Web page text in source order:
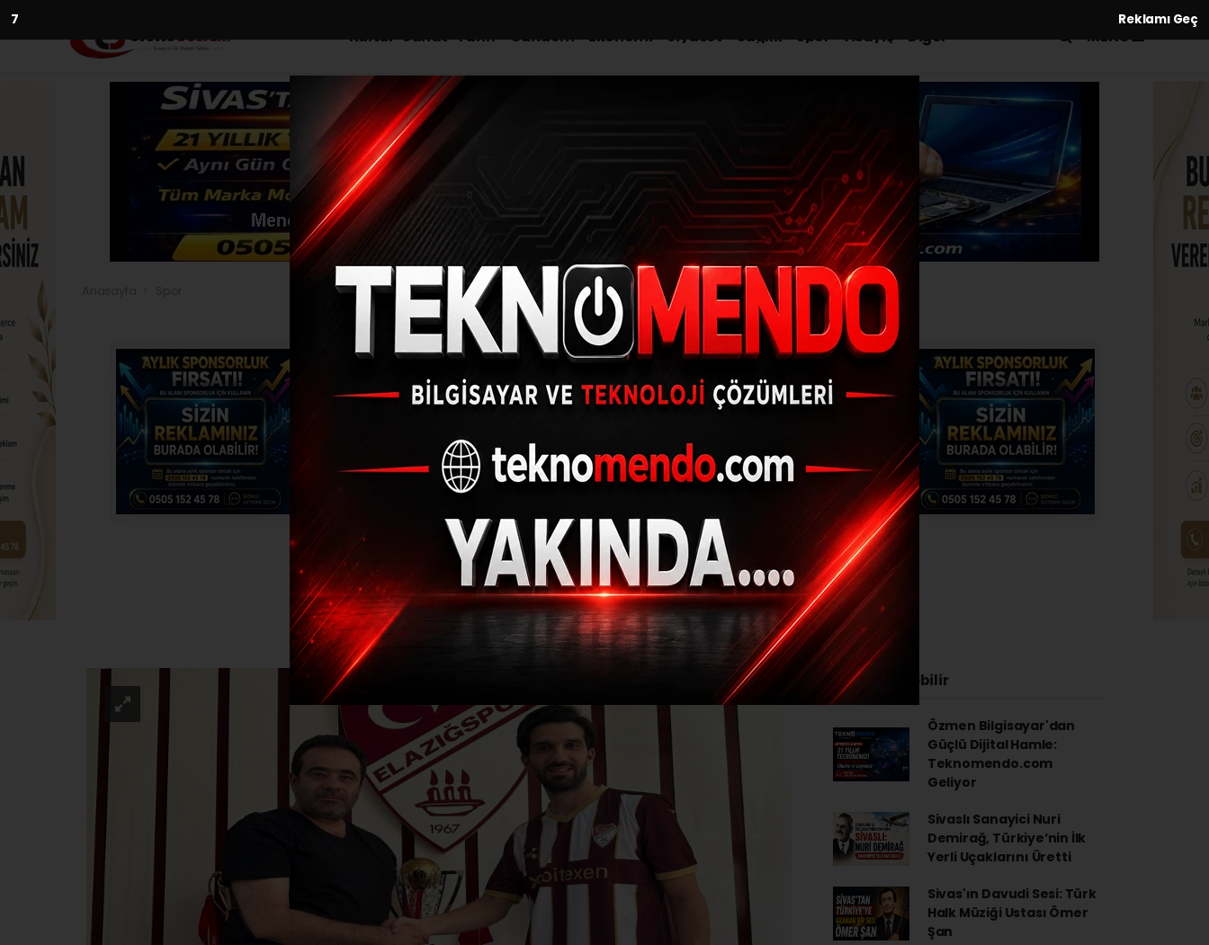
5 Reklamı Geç
Kültür-Sanat-Tarih Gündem Ekonomi Siyaset Sağlık Spor Asayiş Diğer MENÜ
Elazığspor 3 transferi daha bitirdi
SPOR (İHA) - İhlas Haber Ajansı | 31.07.2024 - 18:32, Güncelleme: 31.07.2024 - 18:05
İlginizi Çekebilir
Özmen Bilgisayar'dan
Güçlü Dijital Hamle:
Teknomendo.com
Geliyor
Sivaslı Sanayici Nuri
Demirağ, Türkiye’nin İlk
Yerli Uçaklarını Üretti
Sivas'ın Davudi Sesi: Türk
Halk Müziği Ustası Ömer
Şan